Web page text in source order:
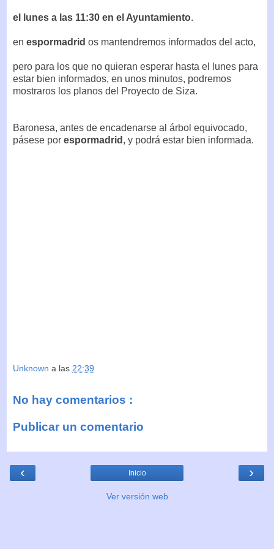
el lunes a las 11:30 en el Ayuntamiento.
en espormadrid os mantendremos informados del acto,
pero para los que no quieran esperar hasta el lunes para
estar bien informados, en unos minutos, podremos
mostraros los planos del Proyecto de Siza.
Baronesa, antes de encadenarse al árbol equivocado,
pásese por espormadrid , y podrá estar bien informada.
Unknown a las 22:39
No hay comentarios :
Publicar un comentario
‹ ›
Inicio
Ver versión web